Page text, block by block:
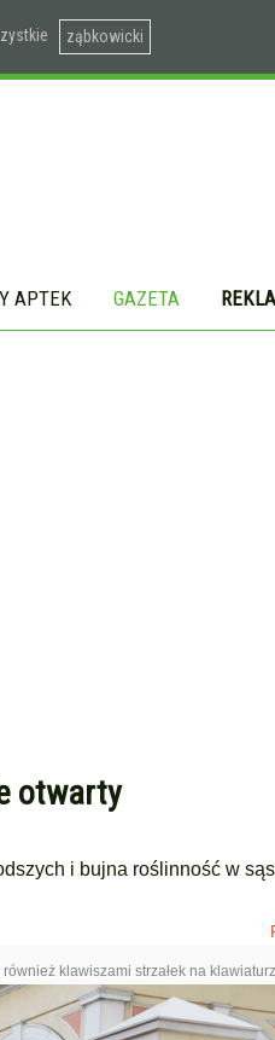
ząbkowicki
APTEK GAZETA
otwarty
i bujna roślinność w
klawiszami strzałek na